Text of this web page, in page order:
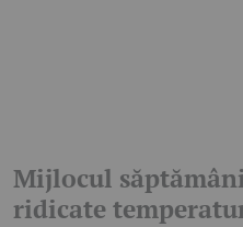
Mijlocul
ridicate